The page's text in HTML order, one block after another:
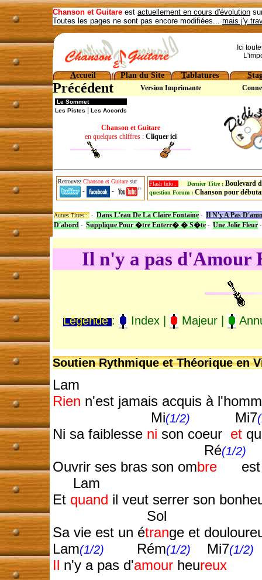
Chanson et Guitare est actuellement en cours d'évolution
Toutes les pages ne sont pas encore modifiées... mais j'y
Ici
Accueil Plan du Site Tablatures S
Précédent Version Imprimante
Le Sommet
Les Pistes
Les Accords
Chanson et Guitare
en quelques chiffres : Cliquer ici
Retrouvez Chanson et Guitare sur
- -
Flash Info : Dernier Titre : Boulevard
question Forum : Chanson pour
Autres Titres : - Dans L'eau De La Claire Fontaine - Il N'y A Pas
D'abord - Supplique Pour �tre Enterr� � S�te - Une Jolie Fleur
Il n'y a pas d'Amour
Légende: Index | Majeur |
Soutien Rythmique et Théorique en
Lam
Rien n'est jamais acquis à
Mi(1/2) Mi7
Ni sa faiblesse ni son coeur et
Ré(1/2)
Ouvrir ses bras son ombre
Lam
Et quand il veut serrer son
Sol
Sa vie est un étrange et
Lam(1/2) Rém(1/2) Mi7(1/2)
Il n'y a pas d'amour heureux